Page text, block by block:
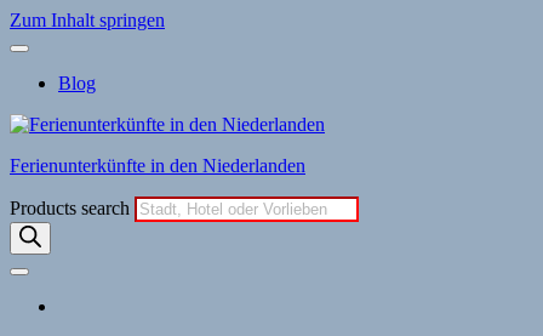
Zum Inhalt springen
Blog
Ferienunterkünfte in den Niederlanden
Products search